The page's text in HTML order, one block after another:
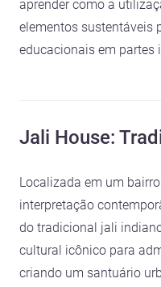
aprender como a
elementos sustentáveis
educacionais em partes
Jali House:
Localizada em um
interpretação
do tradicional jali
cultural icônico para
criando um santuário